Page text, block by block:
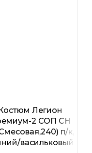
Легион
2 СОП CH
п/к,
васильковый